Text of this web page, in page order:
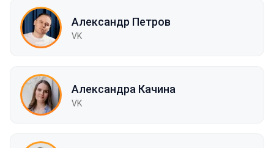
Александр Петров
VK
Александра Качина
VK